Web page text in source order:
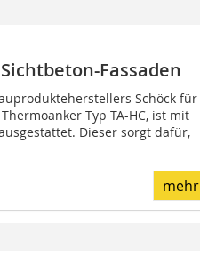
Fassaden
Schöck für
Typ TA-HC, ist mit
Dieser sorgt dafür,
mehr